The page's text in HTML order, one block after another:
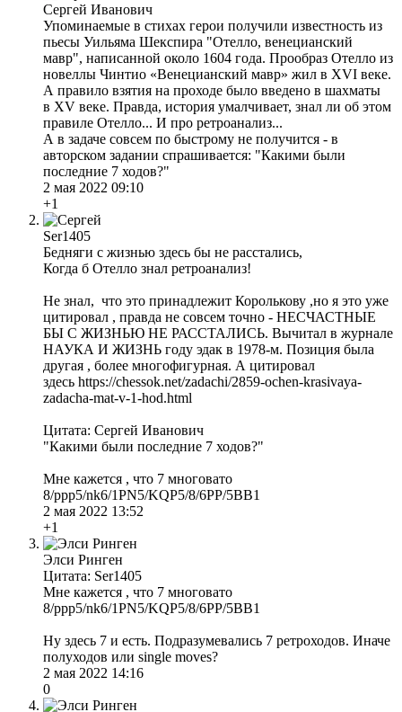
Сергей Иванович
Упоминаемые в стихах герои получили известность из
пьесы Уильяма Шекспира "Отелло, венецианский
мавр", написанной около 1604 года. Прообраз Отелло из
новеллы Чинтио «Венецианский мавр» жил в XVI веке.
А правило взятия на проходе было введено в шахматы
в XV веке. Правда, история умалчивает, знал ли об этом
правиле Отелло... И про ретроанализ...
А в задаче совсем по быстрому не получится - в
авторском задании спрашивается: "Какими были
последние 7 ходов?"
2 мая 2022 09:10
+1
Ser1405
Бедняги с жизнью здесь бы не расстались,
Когда б Отелло знал ретроанализ!
Не знал, что это принадлежит Королькову ,но я это уже
цитировал , правда не совсем точно - НЕСЧАСТНЫЕ
БЫ С ЖИЗНЬЮ НЕ РАССТАЛИСЬ. Вычитал в журнале
НАУКА И ЖИЗНЬ году эдак в 1978-м. Позиция была
другая , более многофигурная. А цитировал
здесь https://chessok.net/zadachi/2859-ochen-krasivaya-
zadacha-mat-v-1-hod.html
Цитата: Сергей Иванович
"Какими были последние 7 ходов?"
Мне кажется , что 7 многовато
8/ppp5/nk6/1PN5/KQP5/8/6PP/5BB1
2 мая 2022 13:52
+1
Элси Ринген
Цитата: Ser1405
Мне кажется , что 7 многовато
8/ppp5/nk6/1PN5/KQP5/8/6PP/5BB1
Ну здесь 7 и есть. Подразумевались 7 ретроходов. Иначе
полуходов или single moves?
2 мая 2022 14:16
0